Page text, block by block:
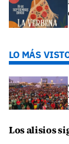
LO MÁS
Los alisios